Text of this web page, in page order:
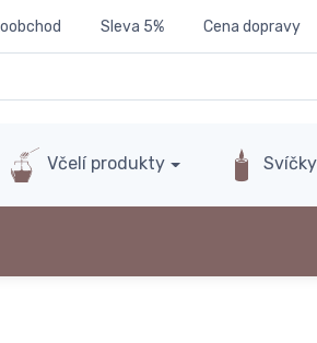
Sleva 5% Cena dopravy
Včelí produkty Svíčky